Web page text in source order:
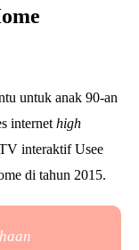
untuk anak 90-an
internet high
interaktif Usee
di tahun 2015.